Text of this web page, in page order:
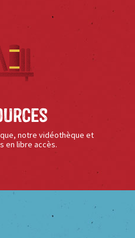
notre vidéothèque et
en libre accès.